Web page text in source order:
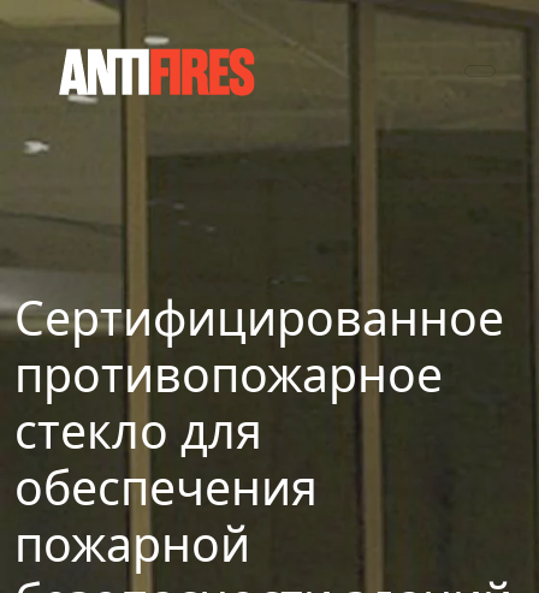
Сертифицированное
противопожарное
стекло для
обеспечения
пожарной